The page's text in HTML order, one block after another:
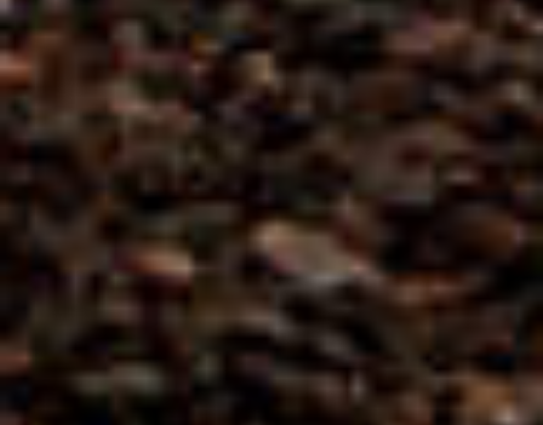
MATHIEU TEISSEIRE VANILLE